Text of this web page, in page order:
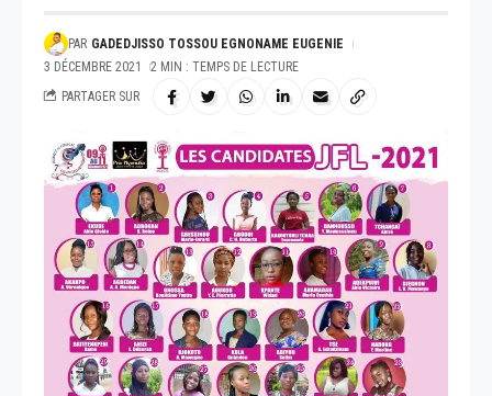
PAR GADEDJISSO TOSSOU EGNONAME EUGENIE
3 DÉCEMBRE 2021
2 MIN : TEMPS DE LECTURE
PARTAGER SUR